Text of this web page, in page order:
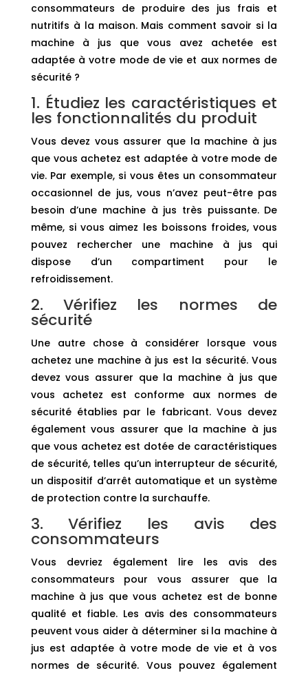
consommateurs de produire des jus frais et
nutritifs à la maison. Mais comment savoir si la
machine à jus que vous avez achetée est
adaptée à votre mode de vie et aux normes de
sécurité ?
1. Étudiez les caractéristiques et
les fonctionnalités du produit
Vous devez vous assurer que la machine à jus
que vous achetez est adaptée à votre mode de
vie. Par exemple, si vous êtes un consommateur
occasionnel de jus, vous n’avez peut-être pas
besoin d’une machine à jus très puissante. De
même, si vous aimez les boissons froides, vous
pouvez rechercher une machine à jus qui
dispose d’un compartiment pour le
refroidissement.
2. Vérifiez les normes de
sécurité
Une autre chose à considérer lorsque vous
achetez une machine à jus est la sécurité. Vous
devez vous assurer que la machine à jus que
vous achetez est conforme aux normes de
sécurité établies par le fabricant. Vous devez
également vous assurer que la machine à jus
que vous achetez est dotée de caractéristiques
de sécurité, telles qu’un interrupteur de sécurité,
un dispositif d’arrêt automatique et un système
de protection contre la surchauffe.
3. Vérifiez les avis des
consommateurs
Vous devriez également lire les avis des
consommateurs pour vous assurer que la
machine à jus que vous achetez est de bonne
qualité et fiable. Les avis des consommateurs
peuvent vous aider à déterminer si la machine à
jus est adaptée à votre mode de vie et à vos
normes de sécurité. Vous pouvez également